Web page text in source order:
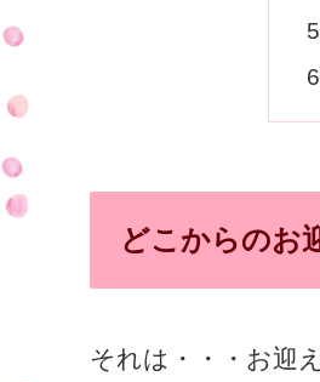
どこからのお
それは・・・お迎